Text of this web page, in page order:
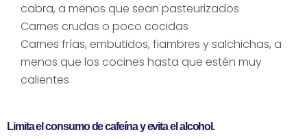
cabra, a menos que sean pasteurizados
Carnes crudas o poco cocidas
Carnes frías, embutidos, fiambres y salchichas, a
menos que los cocines hasta que estén muy
calientes
Limita el consumo de cafeína y evita el alcohol.